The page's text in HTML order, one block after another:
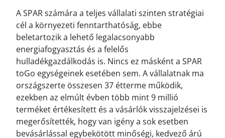
A SPAR számára a teljes vállalati szinten stratégiai
cél a környezeti fenntarthatóság, ebbe
beletartozik a lehető legalacsonyabb
energiafogyasztás és a felelős
hulladékgazdálkodás is. Nincs ez másként a SPAR
toGo egységeinek esetében sem. A vállalatnak ma
országszerte összesen 37 étterme működik,
ezekben az elmúlt évben több mint 9 millió
terméket értékesített és a vásárlók visszajelzései is
megerősítették, hogy van igény a sok esetben
bevásárlással egybekötött minőségi, kedvező árú